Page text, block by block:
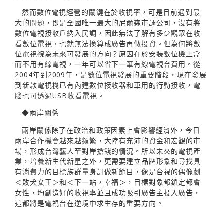
然而數位電視經營的關鍵在於收視率，可是目前遇到最
大的問題，即是全國唯一最大的尼爾森市調公司，沒有將
數位電視接收戶納入民調，因此無法了解有多少觀眾在收
看數位電視，也就無法換算成廣告再做投資。但為何將數
位電視視為未來可發展的方向？原因在於安裝數位機上盒
而不用有線電視，一年可以省下一筆有線電視台費用。從
2004年到2009年，是數位電視發展的重要階段，現在發展
到新款電視機已有內建數位接收器和車用的行動接收，電
腦也可透過USB收看電視。
◆兩岸關係
兩岸關係除了在政治和政策因素上會影響經濟外，今日
兩岸合作機會越來越頻繁，大陸有充沛的資金和宏觀的市
場，形成台灣藝人至對岸搶錢的情況。所以未來的電視產
業，培養新生代新星之外，更需要建立品牌形象和尋找具
有消費力的目標族群量身訂做新節目，像是台視的偶像劇
＜敗犬女王＞和＜下一站，幸福＞，目標對象都鎖定都會
女性，均創造好的收視率並且成功吸引廣告主投入廣告，
這都將是電視台在逆境中求生存的重要方向。